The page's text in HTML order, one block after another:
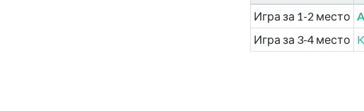
Игра за 1-2 место
Игра за 3-4 место